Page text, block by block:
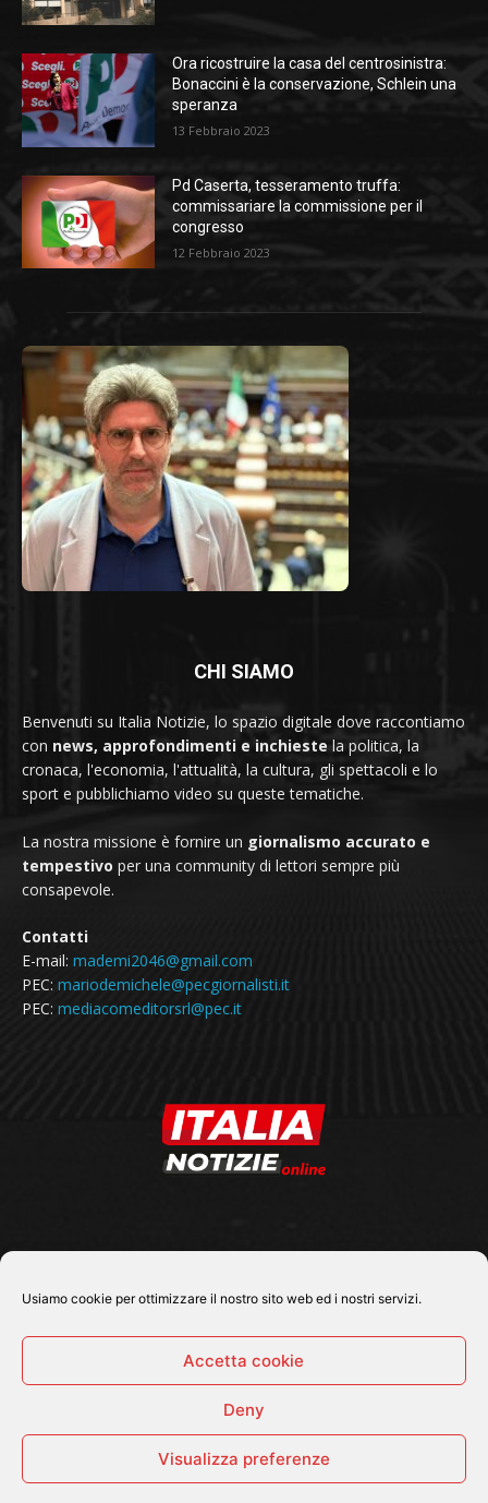
Usiamo cookie per ottimizzare il nostro sito web ed i nostri servizi.
Accetta cookie
Deny
Visualizza preferenze
Ora ricostruire la casa del centrosinistra:
Bonaccini è la conservazione, Schlein una
speranza
13 Febbraio 2023
Pd Caserta, tesseramento truffa:
commissariare la commissione per il
congresso
12 Febbraio 2023
CHI SIAMO
Benvenuti su Italia Notizie, lo spazio digitale dove raccontiamo
con news, approfondimenti e inchieste la politica, la
cronaca, l'economia, l'attualità, la cultura, gli spettacoli e lo
sport e pubblichiamo video su queste tematiche.
La nostra missione è fornire un giornalismo accurato e
tempestivo per una community di lettori sempre più
consapevole.
Contatti
E-mail: mademi2046@gmail.com
PEC: mariodemichele@pecgiornalisti.it
PEC: mediacomeditorsrl@pec.it
© 2026 Tutti i diritti riservati - Italia Notizie .online |
Cronaca Economia